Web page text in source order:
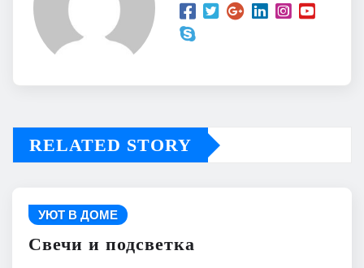
RELATED STORY
УЮТ В ДОМЕ
Свечи и подсветка